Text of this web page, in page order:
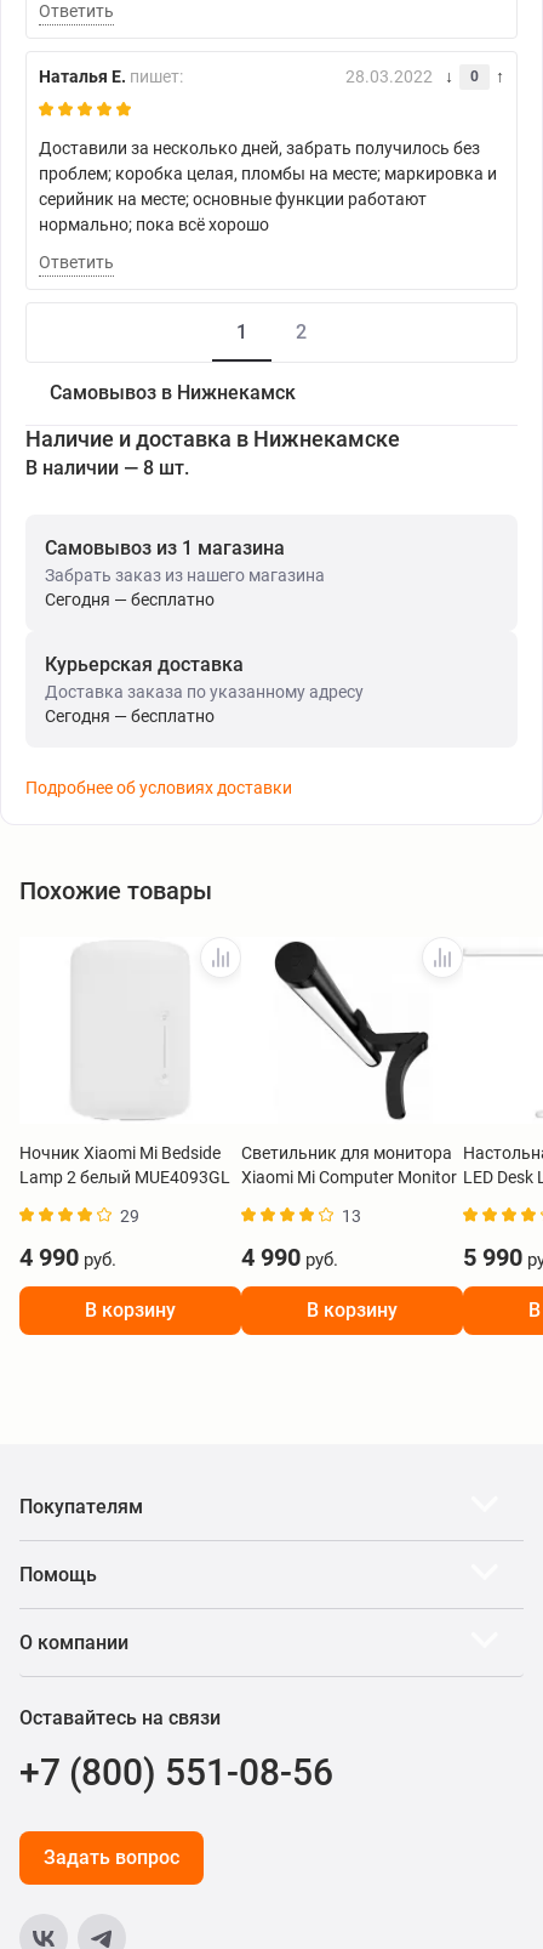
Ответить
Наталья Е. пишет: 28.03.2022 0
Доставили за несколько дней, забрать получилось без
проблем; коробка целая, пломбы на месте; маркировка и
серийник на месте; основные функции работают
нормально; пока всё хорошо
Ответить
1 2
Самовывоз в Нижнекамск
Наличие и доставка в Нижнекамске
В наличии — 8 шт.
Самовывоз из 1 магазина
Забрать заказ из нашего магазина
Сегодня — бесплатно
Курьерская доставка
Доставка заказа по указанному адресу
Сегодня — бесплатно
Подробнее об условиях доставки
Похожие товары
Ночник Xiaomi Mi Bedside
Lamp 2 белый MUE4093GL
29
4 990 руб.
В корзину
Светильник для монитора
Xiaomi Mi Computer Monitor
BHR4838GL
13
4 990 руб.
В корзину
LED Desk
5 990
Покупателям
Помощь
О компании
Оставайтесь на связи
+7 (800) 551-08-56
Задать вопрос